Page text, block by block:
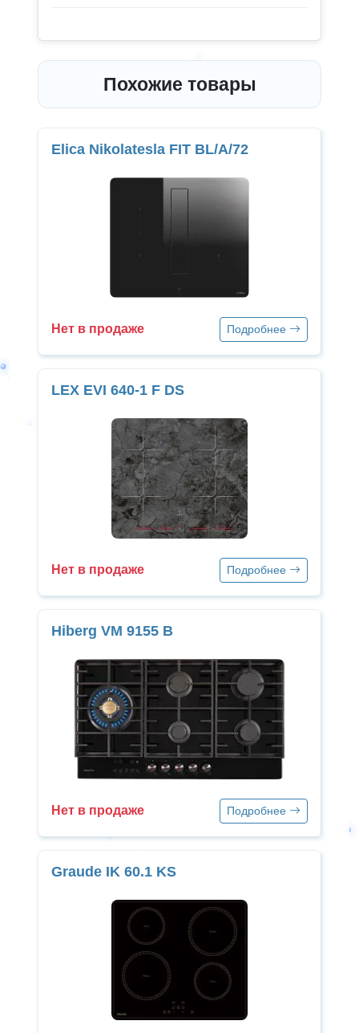
Похожие товары
Elica Nikolatesla FIT BL/A/72
Нет в продаже Подробнее
LEX EVI 640-1 F DS
Нет в продаже Подробнее
Hiberg VM 9155 B
Нет в продаже Подробнее
Graude IK 60.1 KS